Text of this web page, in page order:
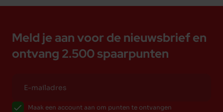
Meld je aan voor de nieuwsbrief en
ontvang 2.500 spaarpunten
Maak een account aan om punten te ontvangen